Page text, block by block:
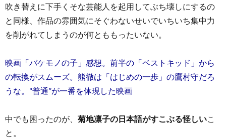
吹き替えに下手くそな芸能人を起用してぶち壊しにするの
と同様、作品の雰囲気にそぐわないせいでいちいち集中力
を削がれてしまうのが何とももったいない。
映画「バケモノの子」感想。前半の「ベストキッド」から
の転換がスムーズ。熊徹は「はじめの一歩」の鷹村守だろ
うな。“普通”が一番を体現した映画
中でも困ったのが、 菊地凛子の日本語がすこぶる怪しい こ
と。